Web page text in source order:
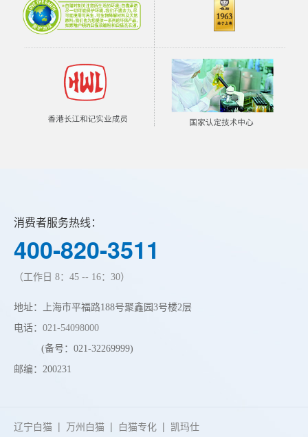
消费者服务热线：
400-820-3511
（工作日 8：45 -- 16：30）
地址：上海市平福路188号聚鑫园3号楼2层
电话： 021-54098000
(备号：021-32269999)
邮编：200231
辽宁白猫 | 万州白猫 | 白猫专化 | 凯玛仕